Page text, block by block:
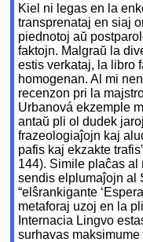
Kiel ni legas en la
transprenataj en siaj
piednotoj aŭ
faktojn. Malgraŭ la
estis verkataj, la libro
homogenan. Al mi
recenzon pri la
Urbanová ekzemple
antaŭ pli ol dudek
frazeologiaĵojn kaj
pafis kaj ekzakte
144). Simile plaĉas al
sendis elplumaĵojn al
“elŝrankigante
metaforaj uzoj en la
Internacia Lingvo
surhavas maksimume